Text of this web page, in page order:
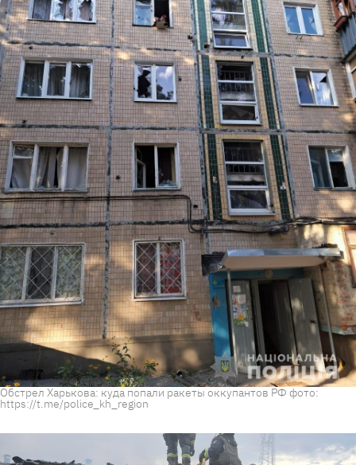
Обстрел Харькова: куда попали ракеты оккупантов РФ фото:
https://t.me/police_kh_region